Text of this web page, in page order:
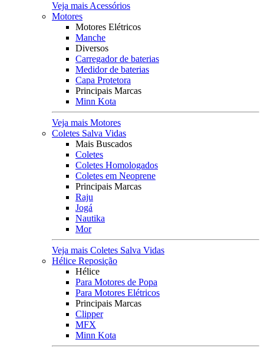
Veja mais Acessórios
Motores
Motores Elétricos
Manche
Diversos
Carregador de baterias
Medidor de baterias
Capa Protetora
Principais Marcas
Minn Kota
Veja mais Motores
Coletes Salva Vidas
Mais Buscados
Coletes
Coletes Homologados
Coletes em Neoprene
Principais Marcas
Raju
Jogá
Nautika
Mor
Veja mais Coletes Salva Vidas
Hélice Reposição
Hélice
Para Motores de Popa
Para Motores Elétricos
Principais Marcas
Clipper
MFX
Minn Kota